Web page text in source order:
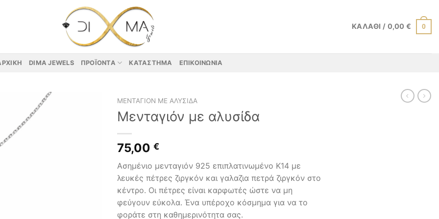
ΚΑΛΆΘΙ / 0,00€ 0
DIMA JEWELS ΠΡΟΪΌΝΤΑ ΚΑΤΆΣΤΗΜΑ ΕΠΙΚΟΙΝΩΝΊΑ
ΜΕΝΤΑΓΙΌΝ ΜΕ ΑΛΥΣΊΔΑ
Μενταγιόν με αλυσίδα
75,00 €
Ασημένιο μενταγιόν 925 επιπλατινωμένο Κ14 με
λευκές πέτρες ζιργκόν και γαλαζια πετρά ζιργκόν στο
κέντρο. Οι πέτρες είναι καρφωτές ώστε να μη
φεύγουν εύκολα. Ένα υπέροχο κόσμημα για να το
φοράτε στη καθημερινότητα σας.